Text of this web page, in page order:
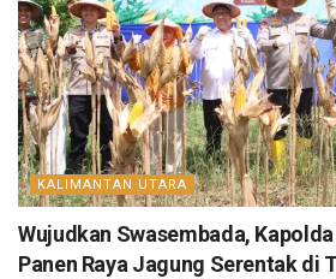
KALIMANTAN UTARA
Wujudkan Swasembada,
Panen Raya Jagung Serentak di